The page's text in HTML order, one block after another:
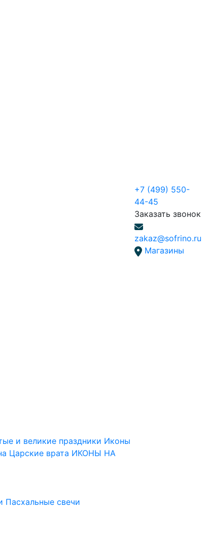
и великие праздники Иконы
Царские врата ИКОНЫ НА
Пасхальные свечи
+7 (499) 550-
44-45
Заказать звонок
zakaz@sofrino.ru
Магазины